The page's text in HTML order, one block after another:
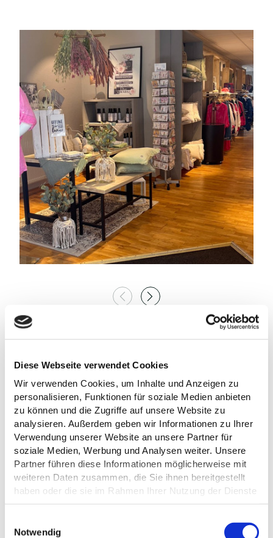
Diese Webseite verwendet Cookies
Wir verwenden Cookies, um Inhalte und Anzeigen zu
personalisieren, Funktionen für soziale Medien anbieten
zu können und die Zugriffe auf unsere Website zu
analysieren. Außerdem geben wir Informationen zu Ihrer
Verwendung unserer Website an unsere Partner für
soziale Medien, Werbung und Analysen weiter. Unsere
Partner führen diese Informationen möglicherweise mit
weiteren Daten zusammen, die Sie ihnen bereitgestellt
haben oder die sie im Rahmen Ihrer Nutzung der Dienste
gesammelt haben.
Datenschutz
Notwendig
Lange Str. 13
24306 Plön
Deutschland
Tel.:+49 4522-7897629
E-Mail:sylkebecker@hygge14.de
Webseite:hygge14-eutin.de
Anreise planen